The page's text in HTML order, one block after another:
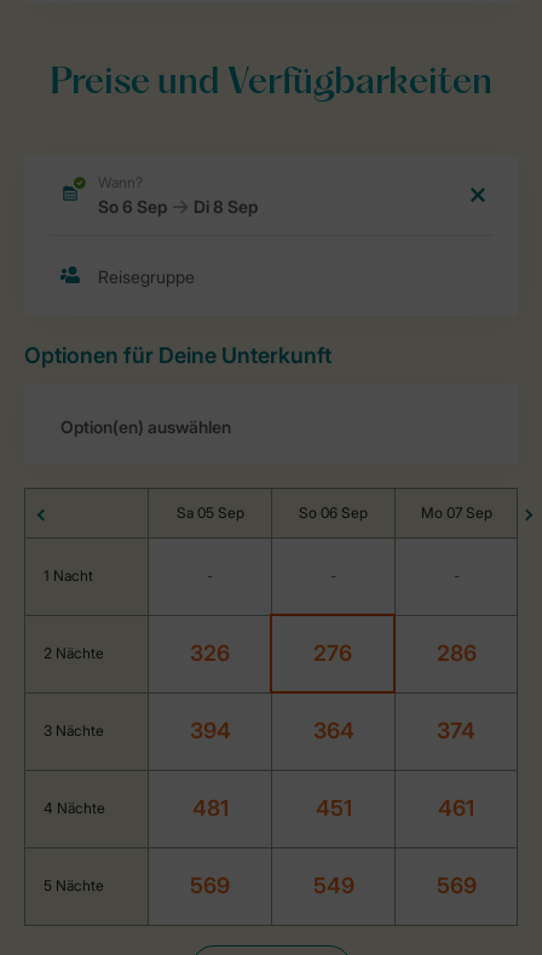
Preise und Verfügbarkeiten
Optionen für Deine Unterkunft
Sa 05 Sep So 06 Sep Mo 07 Sep
1 Nacht - - -
2 Nächte 326 276 286
3 Nächte 394 364 374
4 Nächte 481 451 461
5 Nächte 569 549 569